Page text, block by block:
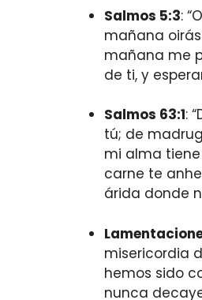
Salmos 5:3:
mañana
mañana me
de ti, y
Salmos 63:1:
tú; de
mi alma
carne te
árida donde
misericordia
hemos sido
nunca